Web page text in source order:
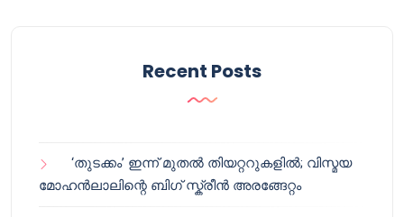
Recent Posts
‘തുടക്കം’ ഇന്ന് മുതൽ തിയറ്ററുകളിൽ; വിസ്മയ
മോഹൻലാലിന്റെ ബിഗ് സ്ക്രീൻ അരങ്ങേറ്റം